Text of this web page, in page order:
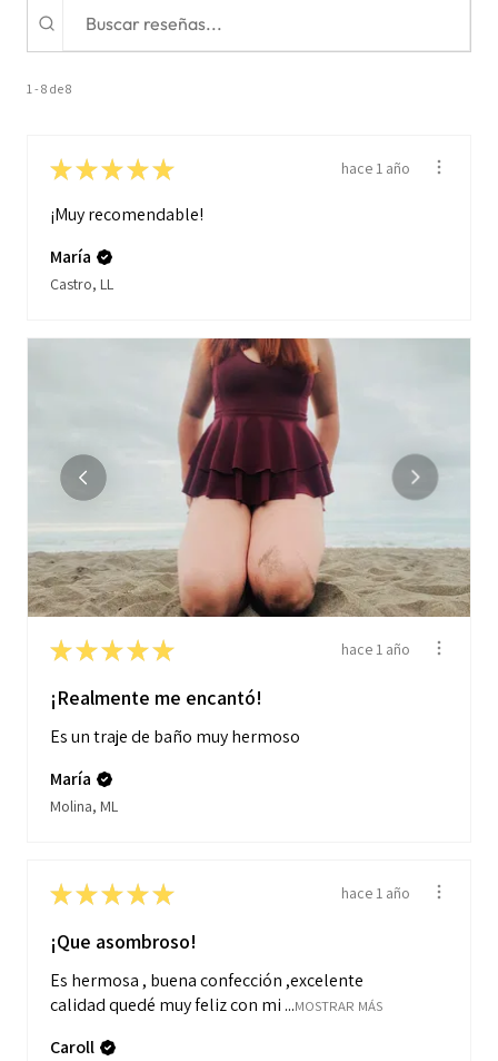
1 - 8 de 8
★★★★★ hace 1 año
¡Muy recomendable!
María
Castro, LL
★★★★★ hace 1 año
¡Realmente me encantó!
Es un traje de baño muy hermoso
María
Molina, ML
★★★★★ hace 1 año
¡Que asombroso!
Es hermosa , buena confección ,excelente
calidad quedé muy feliz con mi ...MOSTRAR MÁS
Caroll